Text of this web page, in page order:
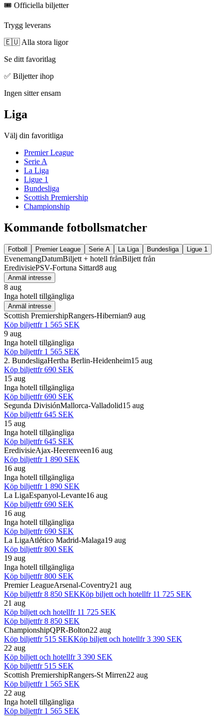
🎟 Officiella biljetter
Trygg leverans
🇪🇺 Alla stora ligor
Se ditt favoritlag
✅ Biljetter ihop
Ingen sitter ensam
Liga
Välj din favoritliga
Premier League
Serie A
La Liga
Ligue 1
Bundesliga
Scottish Premiership
Championship
Kommande fotbollsmatcher
Fotboll Premier League Serie A La Liga Bundesliga Ligue 1
EvenemangDatumBiljett + hotell frånBiljett från
EredivisiePSV-Fortuna Sittard8 aug
Anmäl intresse
8 aug
Inga hotell tillgängliga
Anmäl intresse
Scottish PremiershipRangers-Hibernian9 aug
Köp biljettfr 1 565 SEK
9 aug
Inga hotell tillgängliga
Köp biljettfr 1 565 SEK
2. BundesligaHertha Berlin-Heidenheim15 aug
Köp biljettfr690 SEK
15 aug
Inga hotell tillgängliga
Köp biljettfr690 SEK
Segunda DivisiónMallorca-Valladolid15 aug
Köp biljettfr645 SEK
15 aug
Inga hotell tillgängliga
Köp biljettfr645 SEK
EredivisieAjax-Heerenveen16 aug
Köp biljettfr 1 890 SEK
16 aug
Inga hotell tillgängliga
Köp biljettfr 1 890 SEK
La LigaEspanyol-Levante16 aug
Köp biljettfr690 SEK
16 aug
Inga hotell tillgängliga
Köp biljettfr690 SEK
La LigaAtlético Madrid-Malaga19 aug
Köp biljettfr800 SEK
19 aug
Inga hotell tillgängliga
Köp biljettfr800 SEK
Premier LeagueArsenal-Coventry21 aug
Köp biljettfr8 850 SEKKöp biljett och hotellfr 11 725 SEK
21 aug
Köp biljett och hotellfr 11 725 SEK
Köp biljettfr8 850 SEK
ChampionshipQPR-Bolton22 aug
Köp biljettfr 515 SEKKöp biljett och hotellfr3 390 SEK
22 aug
Köp biljett och hotellfr3 390 SEK
Köp biljettfr 515 SEK
Scottish PremiershipRangers-St Mirren22 aug
Köp biljettfr 1 565 SEK
22 aug
Inga hotell tillgängliga
Köp biljettfr 1 565 SEK